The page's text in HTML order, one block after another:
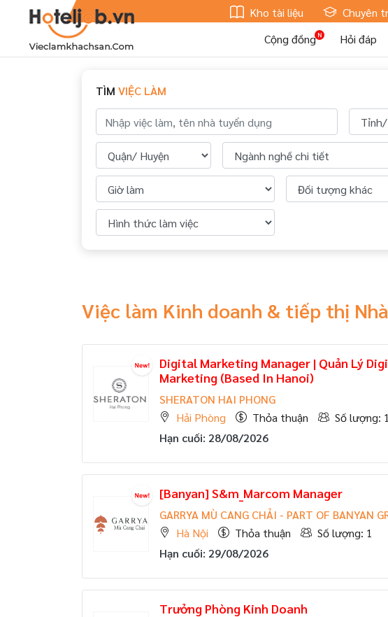
Kho tài liệu Chuyên
Cộng đồng
Hỏi đáp
TÌM VIỆC LÀM
Việc làm Kinh doanh & tiếp thị
Digital Marketing Manager | Quản Lý
Marketing (Based In Hanoi)
SHERATON HAI PHONG
Hải Phòng
Thỏa thuận
Số lượng: 1
Hạn cuối: 28/08/2026
[Banyan] S&m_Marcom Manager
GARRYA MÙ CANG CHẢI - PART OF BANYAN
Hà Nội
Thỏa thuận
Số lượng: 1
Hạn cuối: 29/08/2026
Trưởng Phòng Kinh Doanh